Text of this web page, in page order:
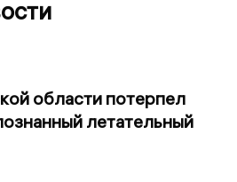
области потерпел
летательный